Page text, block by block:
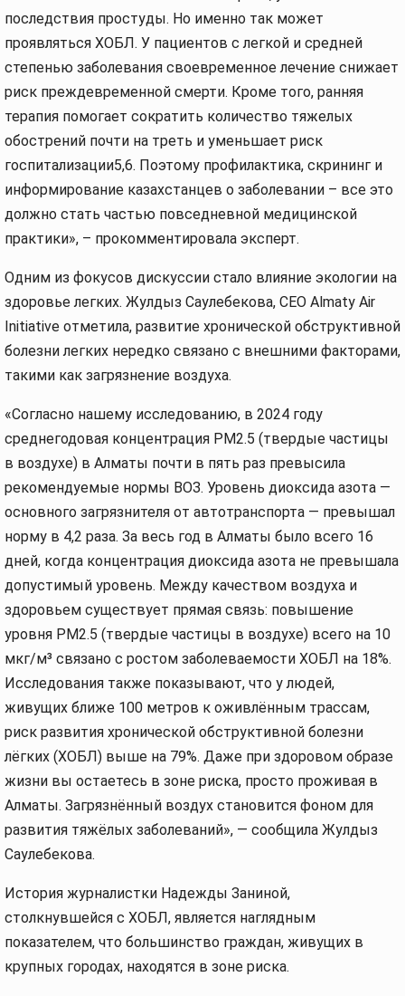
последствия простуды. Но именно так может
проявляться ХОБЛ. У пациентов с легкой и средней
степенью заболевания своевременное лечение снижает
риск преждевременной смерти. Кроме того, ранняя
терапия помогает сократить количество тяжелых
обострений почти на треть и уменьшает риск
госпитализации5,6. Поэтому профилактика, скрининг и
информирование казахстанцев о заболевании – все это
должно стать частью повседневной медицинской
практики», – прокомментировала эксперт.
Одним из фокусов дискуссии стало влияние экологии на
здоровье легких. Жулдыз Саулебекова, CEO Almaty Air
Initiative отметила, развитие хронической обструктивной
болезни легких нередко связано с внешними факторами,
такими как загрязнение воздуха.
«Согласно нашему исследованию, в 2024 году
среднегодовая концентрация PM2.5 (твердые частицы
в воздухе) в Алматы почти в пять раз превысила
рекомендуемые нормы ВОЗ. Уровень диоксида азота —
основного загрязнителя от автотранспорта — превышал
норму в 4,2 раза. За весь год в Алматы было всего 16
дней, когда концентрация диоксида азота не превышала
допустимый уровень. Между качеством воздуха и
здоровьем существует прямая связь: повышение
уровня PM2.5 (твердые частицы в воздухе) всего на 10
мкг/м³ связано с ростом заболеваемости ХОБЛ на 18%.
Исследования также показывают, что у людей,
живущих ближе 100 метров к оживлённым трассам,
риск развития хронической обструктивной болезни
лёгких (ХОБЛ) выше на 79%. Даже при здоровом образе
жизни вы остаетесь в зоне риска, просто проживая в
Алматы. Загрязнённый воздух становится фоном для
развития тяжёлых заболеваний», — сообщила Жулдыз
Саулебекова.
История журналистки Надежды Заниной,
столкнувшейся с ХОБЛ, является наглядным
показателем, что большинство граждан, живущих в
крупных городах, находятся в зоне риска.